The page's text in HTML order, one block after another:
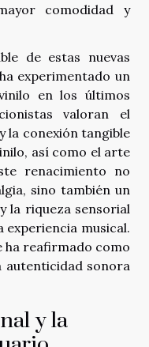
comodidad y
de estas nuevas
experimentado un
en los últimos
valoran el
la conexión tangible
así como el arte
renacimiento no
sino también un
la riqueza sensorial
experiencia musical.
ha reafirmado como
autenticidad sonora
y la